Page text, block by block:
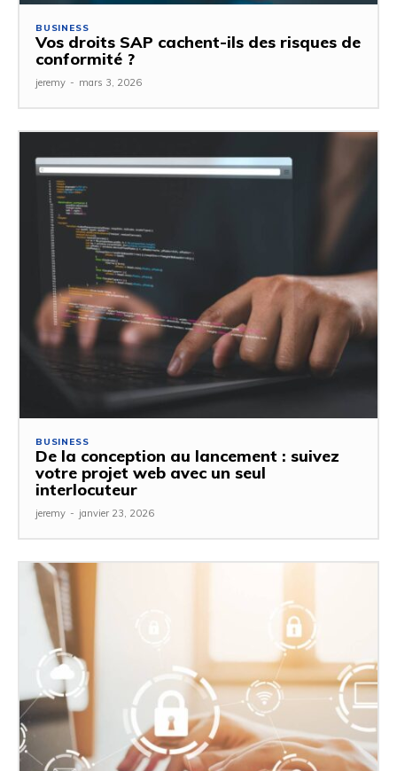
BUSINESS
Vos droits SAP cachent-ils des risques de
conformité ?
jeremy - mars 3, 2026
BUSINESS
De la conception au lancement : suivez
votre projet web avec un seul
interlocuteur
jeremy - janvier 23, 2026